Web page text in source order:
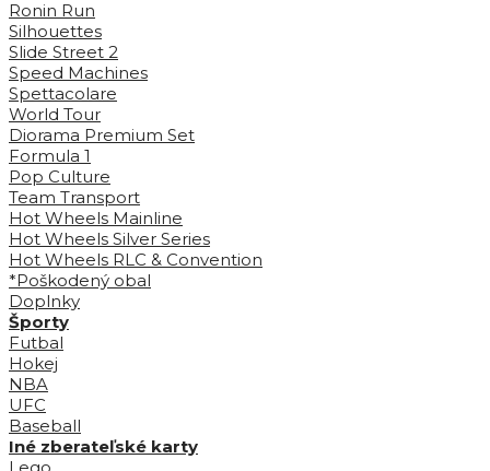
Ronin Run
Silhouettes
Slide Street 2
Speed Machines
Spettacolare
World Tour
Diorama Premium Set
Formula 1
Pop Culture
Team Transport
Hot Wheels Mainline
Hot Wheels Silver Series
Hot Wheels RLC & Convention
*Poškodený obal
Doplnky
Športy
Futbal
Hokej
NBA
UFC
Baseball
Iné zberateľské karty